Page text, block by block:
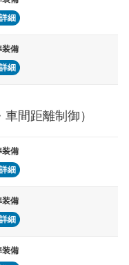
車を追従するアダプティ
どが装備されています。
ンテリジェンスパーキン
ドモニターなどが装備さ
詳細
装備
詳細
間距離制御）
装備
詳細
装備
詳細
装備